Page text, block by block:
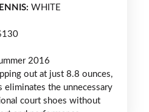
WHITE
2016
out at just 8.8 ounces,
eliminates the unnecessary
court shoes without